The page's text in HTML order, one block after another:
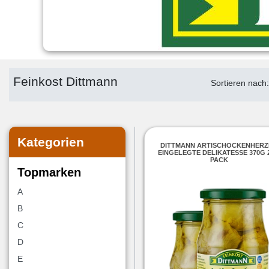
Feinkost Dittmann Sortieren
Kategorien
Topmarken
A
B
C
D
E
DITTMANN
EINGELEGTE DELIKATESSE 370G
PACK